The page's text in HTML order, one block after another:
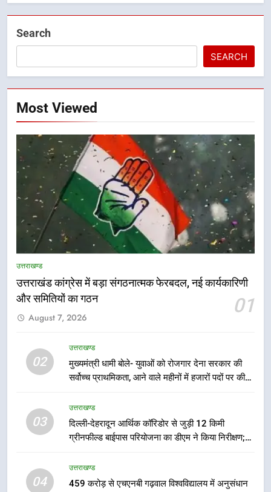
Search
SEARCH
Most Viewed
उत्तराखण्ड
उत्तराखंड कांग्रेस में बड़ा संगठनात्मक फेरबदल, नई कार्यकारिणी
और समितियों का गठन
01
August 7, 2026
02
उत्तराखण्ड
मुख्यमंत्री धामी बोले- युवाओं को रोजगार देना सरकार की
सर्वोच्च प्राथमिकता, आने वाले महीनों में हजारों पदों पर की
03
उत्तराखण्ड
दिल्ली-देहरादून आर्थिक कॉरिडोर से जुड़ी 12 किमी
ग्रीनफील्ड बाईपास परियोजना का डीएम ने किया निरीक्षण;
सुरक्षा मानकों से कोई समझौता नहींः डीएम
04
उत्तराखण्ड
459 करोड़ से एचएनबी गढ़वाल विश्वविद्यालय में अनुसंधान
5
जिला प्रशासन अलर्ट, सभी विभागों को हाई
अलर्ट पर रहने के निर्देश
को मिली मंजूरी, देहरादून-मसूरी के
नियोजित विकास को मिलेगी रफ्तार
उत्तराखण्ड
7
मुख्यमंत्री पुष्कर सिंह धामी के दिशा-निर्देशों
में पीएम आवास योजना (शहरी) की प्रगति
8